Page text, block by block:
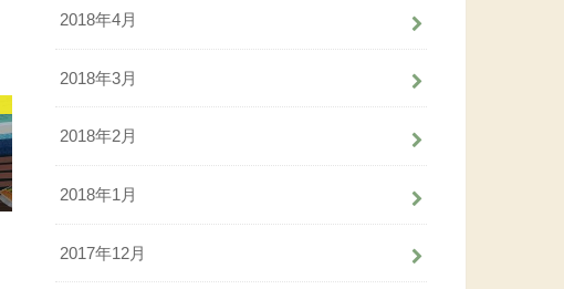
2018年4月
2018年3月
2018年2月
2018年1月
2017年12月